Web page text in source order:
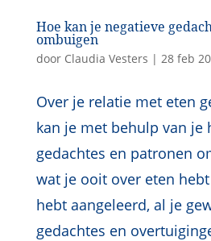
Hoe kan je negatieve
ombuigen
door Claudia Vesters | 28 feb
Over je relatie met eten
kan je met behulp van je
gedachtes en patronen
wat je ooit over eten
hebt aangeleerd, al je
gedachtes en